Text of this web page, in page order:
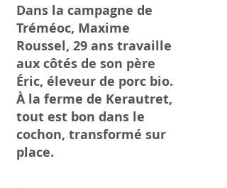
Dans la campagne de
Tréméoc, Maxime
Roussel, 29 ans travaille
aux côtés de son père
Éric, éleveur de porc bio.
À la ferme de Kerautret,
tout est bon dans le
cochon, transformé sur
place.